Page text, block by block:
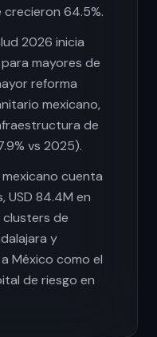
64.5%.
2026 inicia
mayores de
reforma
mexicano,
de
vs 2025).
cuenta
84.4M en
de
y
México como el
de riesgo en